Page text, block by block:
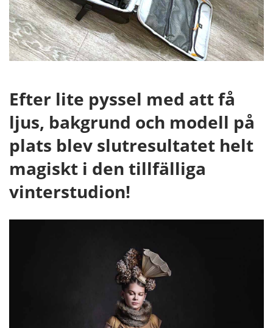
Efter lite pyssel med att få
ljus, bakgrund och modell på
plats blev slutresultatet helt
magiskt i den tillfälliga
vinterstudion!